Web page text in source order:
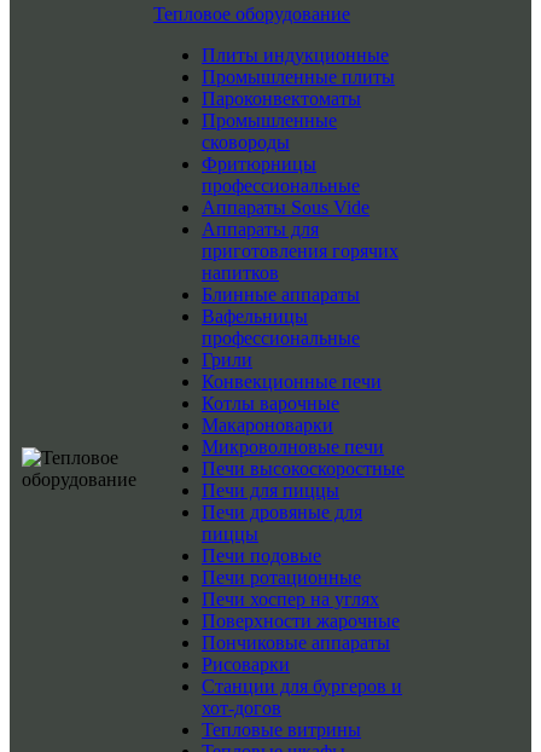
Тепловое оборудование
Плиты индукционные
Промышленные плиты
Пароконвектоматы
Промышленные
сковороды
Фритюрницы
профессиональные
Аппараты Sous Vide
Аппараты для
приготовления горячих
напитков
Блинные аппараты
Вафельницы
профессиональные
Грили
Конвекционные печи
Котлы варочные
Макароноварки
Микроволновые печи
Печи высокоскоростные
Печи для пиццы
Печи дровяные для
пиццы
Печи подовые
Печи ротационные
Печи хоспер на углях
Поверхности жарочные
Пончиковые аппараты
Рисоварки
Станции для бургеров и
хот-догов
Тепловые витрины